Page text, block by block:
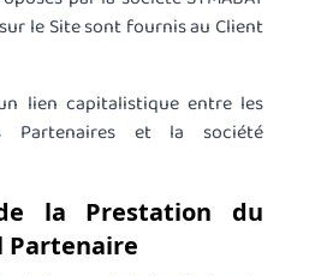
le Site sont fournis au Client
lien capitalistique entre les
Partenaires et la société
la Prestation du
Partenaire